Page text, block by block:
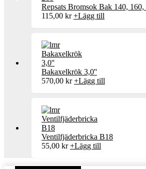
Repsats Bromsok Bak 140,
115,00 kr +Lägg till
Bakaxelkrök 3,0''
570,00 kr +Lägg till
Ventilfjäderbricka B18
55,00 kr +Lägg till